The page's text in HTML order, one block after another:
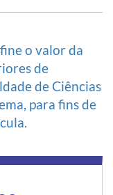
o valor da
de
de Ciências
para fins de